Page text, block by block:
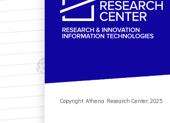
Copyright: Athena Research Center, 2025